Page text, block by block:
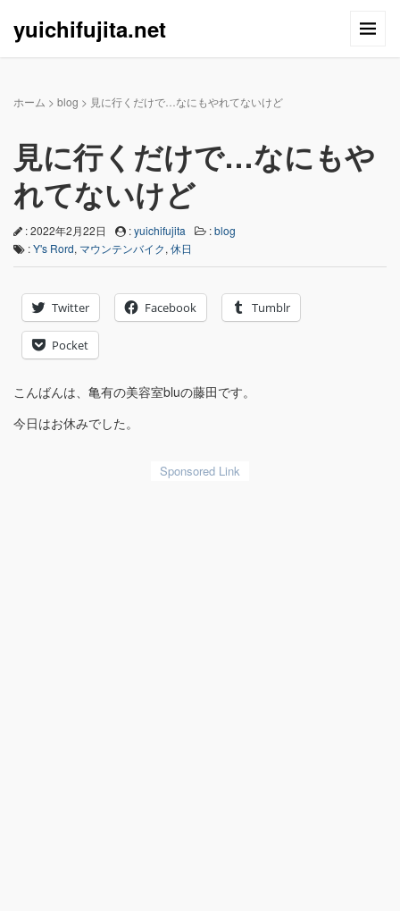
yuichifujita.net
ホーム > blog > 見に行くだけで…なにもやれてないけど
見に行くだけで…なにもや
れてないけど
: 2022年2月22日 :yuichifujita :blog
:Y's Rord, マウンテンバイク, 休日
Twitter Facebook Tumblr
Pocket
こんばんは、亀有の美容室bluの藤田です。
今日はお休みでした。